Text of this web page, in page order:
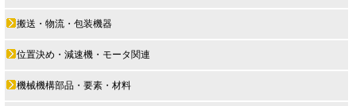
搬送・物流・包装機器
位置決め・減速機・モータ関連
機械機構部品・要素・材料